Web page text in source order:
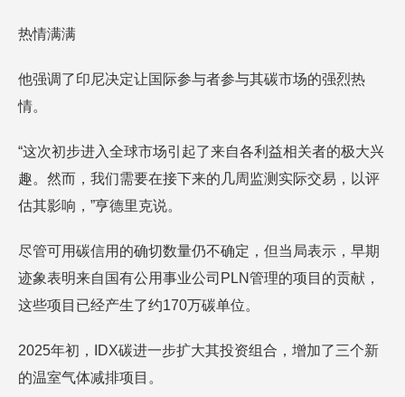
热情满满
他强调了印尼决定让国际参与者参与其碳市场的强烈热
情。
“这次初步进入全球市场引起了来自各利益相关者的极大兴
趣。然而，我们需要在接下来的几周监测实际交易，以评
估其影响，”亨德里克说。
尽管可用碳信用的确切数量仍不确定，但当局表示，早期
迹象表明来自国有公用事业公司PLN管理的项目的贡献，
这些项目已经产生了约170万碳单位。
2025年初，IDX碳进一步扩大其投资组合，增加了三个新
的温室气体减排项目。